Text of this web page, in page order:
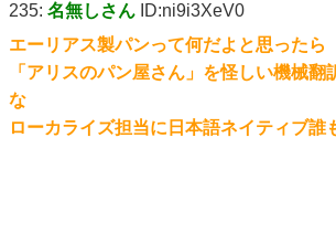
235: 名無しさん ID:ni9i3XeV0
エーリアス製パンって何だよと思ったら
「アリスのパン屋さん」を怪しい機械翻
な
ローカライズ担当に日本語ネイティブ誰